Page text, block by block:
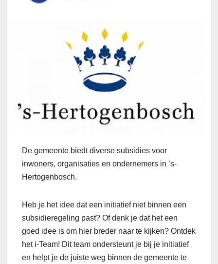
De gemeente biedt diverse subsidies voor
inwoners, organisaties en ondernemers in ’s-
Hertogenbosch.
Heb je het idee dat een initiatief niet binnen een
subsidieregeling past? Of denk je dat het een
goed idee is om hier breder naar te kijken? Ontdek
het i-Team! Dit team ondersteunt je bij je initiatief
en helpt je de juiste weg binnen de gemeente te